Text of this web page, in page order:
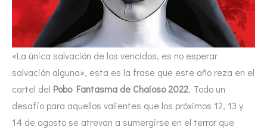
«La única salvación de los vencidos, es no esperar
salvación alguna», esta es la frase que este año reza en el
cartel del Pobo Fantasma de Chaioso 2022. Todo un
desafío para aquellos valientes que los próximos 12, 13 y
14 de agosto se atrevan a sumergirse en el terror que